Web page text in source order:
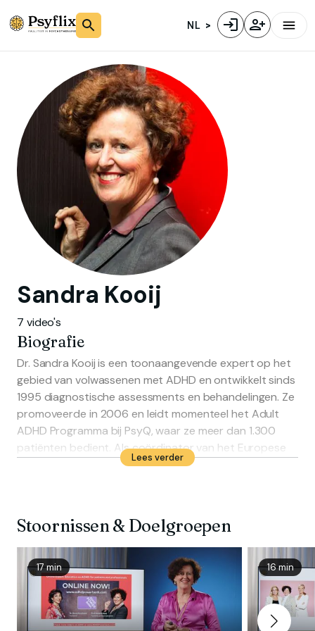
NL
Sandra Kooij
7 video's
Biografie
Dr. Sandra Kooij is een toonaangevende expert op het
gebied van volwassenen met ADHD en ontwikkelt sinds
1995 diagnostische assessments en behandelingen. Ze
promoveerde in 2006 en leidt momenteel het Adult
ADHD Programma bij PsyQ, waar ze meer dan 1.300
patiënten bedient. Als coördinator van het Europese
Netwerk Volwassen ADHD en voorzitter van de DIVA
Dr. Kooij een belangrijke figuur in het onderzoek naar
ADHD en de innovatie in de geestelijke
gezondheidszorg.
Lees verder
Stoornissen & Doelgroepen
17 min 16 min